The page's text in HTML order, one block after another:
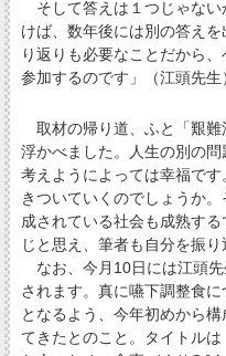
そして答えは１つじゃない
けば、数年後には別の答え
り返りも必要なことだから
参加するのです」（江頭先生
取材の帰り道、ふと「艱難
浮かべました。人生の別の
考えようによっては幸福で
きついていくのでしょうか
成されている社会も成熟す
じと思え、筆者も自分を振
なお、今月10日には江頭
されます。真に嚥下調整食
となるよう、今年初めから
てきたとのこと。タイトル